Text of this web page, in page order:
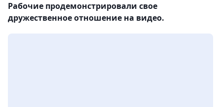
Рабочие продемонстрировали свое
дружественное отношение на видео.